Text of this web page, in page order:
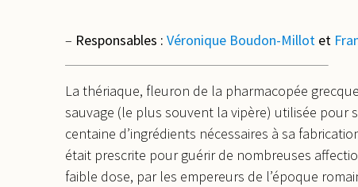
– Responsables : Véronique Boudon-Millot et
La thériaque, fleuron de la pharmacopée
sauvage (le plus souvent la vipère) utilisée pour
centaine d’ingrédients nécessaires à sa
était prescrite pour guérir de nombreuses
faible dose, par les empereurs de l’époque